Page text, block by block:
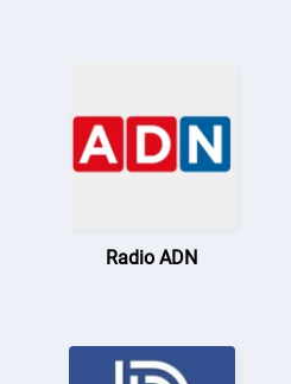
Radio ADN